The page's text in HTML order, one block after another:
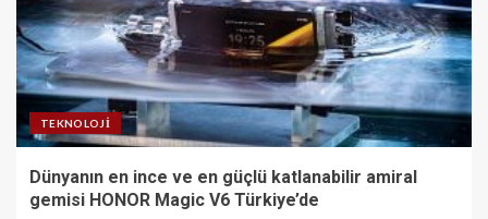
TEKNOLOJI
Dünyanın en ince ve en güçlü katlanabilir amiral
gemisi HONOR Magic V6 Türkiye’de